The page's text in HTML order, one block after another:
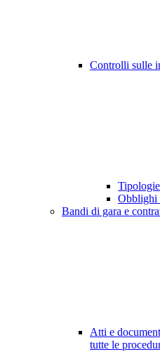
Controlli sulle
Obblighi
Bandi di gara e
Atti e
tutte le